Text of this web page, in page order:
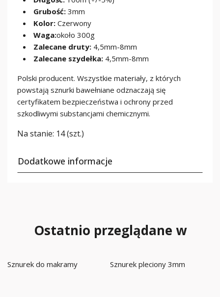
Grubość: 3mm
Kolor: Czerwony
Waga:około 300g
Zalecane druty: 4,5mm-8mm
Zalecane szydełka: 4,5mm-8mm
Polski producent. Wszystkie materiały, z których
powstają sznurki bawełniane odznaczają się
certyfikatem bezpieczeństwa i ochrony przed
szkodliwymi substancjami chemicznymi.
Na stanie: 14 (szt.)
Dodatkowe informacje
Ostatnio przeglądane w
Sznurek do makramy Sznurek pleciony 3mm